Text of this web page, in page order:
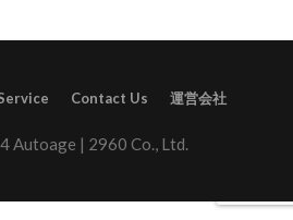
Contact Us 運営会社
Autoage | 2960 Co., Ltd.